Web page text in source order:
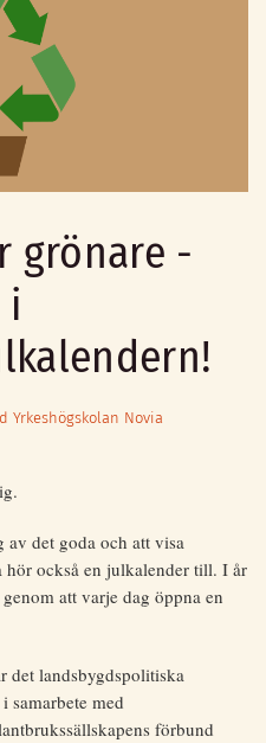
grönare -
i
Yrkeshögskolan Novia
av det goda och att visa
hör också en julkalender till. I år
att varje dag öppna en
det landsbygdspolitiska
samarbete med
förbund